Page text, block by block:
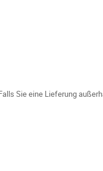
Sie eine Lieferung